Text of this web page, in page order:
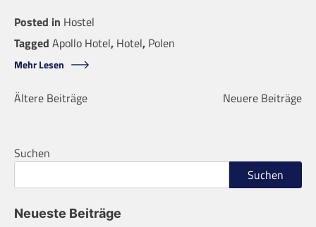
Posted in Hostel
Tagged Apollo Hotel, Hotel, Polen
Mehr Lesen
Beitragsnavigation
Ältere Beiträge Neuere Beiträge
Suchen
Suchen
Neueste Beiträge